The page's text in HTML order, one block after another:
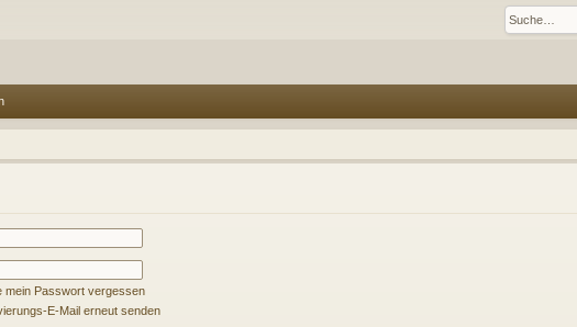
mein Passwort vergessen
E-Mail erneut senden